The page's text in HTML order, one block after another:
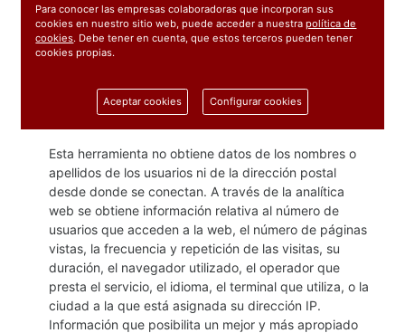
sitios web. En su navegador podrá observarcookies
de este servicio. Según la tipología anterior se trata
de cookies propias, de sesión y de análisis.
inhabilitar el uso de estas cookies en
www.google.es/intl/es/analytics/privacyoverview.html.
Esta herramienta no obtiene datos de los nombres o
apellidos de los usuarios ni de la dirección postal
desde donde se conectan. A través de la analítica
web se obtiene información relativa al número de
usuarios que acceden a la web, el número de páginas
vistas, la frecuencia y repetición de las visitas, su
duración, el navegador utilizado, el operador que
presta el servicio, el idioma, el terminal que utiliza, o la
ciudad a la que está asignada su dirección IP.
Información que posibilita un mejor y más apropiado
Para conocer las empresas colaboradoras que incorporan sus
cookies en nuestro sitio web, puede acceder a nuestrapolítica de
cookies. Debe tener en cuenta, que estos terceros pueden tener
cookies propias.
Aceptar cookies Configurar cookies